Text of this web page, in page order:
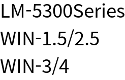
LM-5300Series
WIN-1.5/2.5
WIN-3/4